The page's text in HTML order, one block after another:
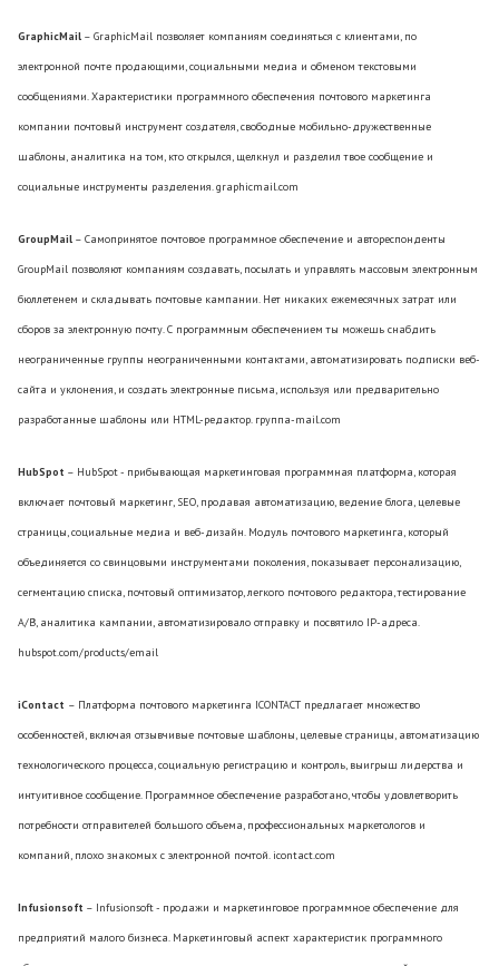
GraphicMail – GraphicMail позволяет компаниям соединяться с клиентами, по
электронной почте продающими, социальными медиа и обменом текстовыми
сообщениями. Характеристики программного обеспечения почтового маркетинга
компании почтовый инструмент создателя, свободные мобильно-дружественные
шаблоны, аналитика на том, кто открылся, щелкнул и разделил твое сообщение и
социальные инструменты разделения. graphicmail.com
GroupMail – Самопринятое почтовое программное обеспечение и автореспонденты
GroupMail позволяют компаниям создавать, посылать и управлять массовым электронным
бюллетенем и складывать почтовые кампании. Нет никаких ежемесячных затрат или
сборов за электронную почту. С программным обеспечением ты можешь снабдить
неограниченные группы неограниченными контактами, автоматизировать подписки веб-
сайта и уклонения, и создать электронные письма, используя или предварительно
разработанные шаблоны или HTML-редактор. группа-mail.com
HubSpot – HubSpot - прибывающая маркетинговая программная платформа, которая
включает почтовый маркетинг, SEO, продавая автоматизацию, ведение блога, целевые
страницы, социальные медиа и веб-дизайн. Модуль почтового маркетинга, который
объединяется со свинцовыми инструментами поколения, показывает персонализацию,
сегментацию списка, почтовый оптимизатор, легкого почтового редактора, тестирование
A/B, аналитика кампании, автоматизировало отправку и посвятило IP-адреса.
hubspot.com/products/email
iContact – Платформа почтового маркетинга ICONTACT предлагает множество
особенностей, включая отзывчивые почтовые шаблоны, целевые страницы, автоматизацию
технологического процесса, социальную регистрацию и контроль, выигрыш лидерства и
интуитивное сообщение. Программное обеспечение разработано, чтобы удовлетворить
потребности отправителей большого объема, профессиональных маркетологов и
компаний, плохо знакомых с электронной почтой. icontact.com
Infusionsoft – Infusionsoft - продажи и маркетинговое программное обеспечение для
предприятий малого бизнеса. Маркетинговый аспект характеристик программного